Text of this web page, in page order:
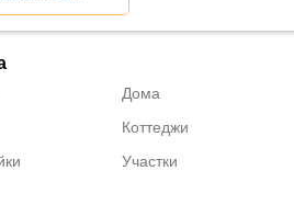
Дома
Коттеджи
Участки